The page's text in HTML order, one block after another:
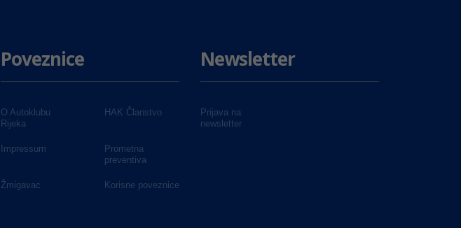
Poveznice
O Autoklubu
Rijeka
HAK Članstvo
Impressum
Prometna
preventiva
Žmigavac Korisne poveznice
Newsletter
Prijava na
newsletter